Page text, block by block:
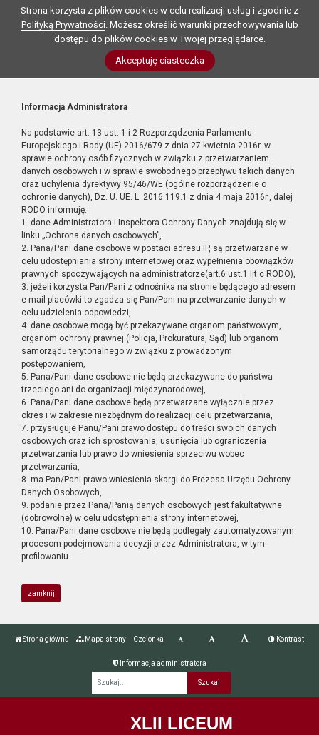
Strona korzysta z plików cookies w celu realizacji usług i zgodnie z
Polityką Prywatności. Możesz określić warunki przechowywania lub
dostępu do plików cookies w Twojej przeglądarce.
Akceptuję ciasteczka
Informacja Administratora
Na podstawie art. 13 ust. 1 i 2 Rozporządzenia Parlamentu
Europejskiego i Rady (UE) 2016/679 z dnia 27 kwietnia 2016r. w
sprawie ochrony osób fizycznych w związku z przetwarzaniem
danych osobowych i w sprawie swobodnego przepływu takich danych
oraz uchylenia dyrektywy 95/46/WE (ogólne rozporządzenie o
ochronie danych), Dz. U. UE. L. 2016.119.1 z dnia 4 maja 2016r., dalej
RODO informuję:
1. dane Administratora i Inspektora Ochrony Danych znajdują się w
linku „Ochrona danych osobowych”,
2. Pana/Pani dane osobowe w postaci adresu IP, są przetwarzane w
celu udostępniania strony internetowej oraz wypełnienia obowiązków
prawnych spoczywających na administratorze(art.6 ust.1 lit.c RODO),
3. jeżeli korzysta Pan/Pani z odnośnika na stronie będącego adresem
e-mail placówki to zgadza się Pan/Pani na przetwarzanie danych w
celu udzielenia odpowiedzi,
4. dane osobowe mogą być przekazywane organom państwowym,
organom ochrony prawnej (Policja, Prokuratura, Sąd) lub organom
samorządu terytorialnego w związku z prowadzonym
postępowaniem,
5. Pana/Pani dane osobowe nie będą przekazywane do państwa
trzeciego ani do organizacji międzynarodowej,
6. Pana/Pani dane osobowe będą przetwarzane wyłącznie przez
okres i w zakresie niezbędnym do realizacji celu przetwarzania,
7. przysługuje Panu/Pani prawo dostępu do treści swoich danych
osobowych oraz ich sprostowania, usunięcia lub ograniczenia
przetwarzania lub prawo do wniesienia sprzeciwu wobec
przetwarzania,
8. ma Pan/Pani prawo wniesienia skargi do Prezesa Urzędu Ochrony
Danych Osobowych,
9. podanie przez Pana/Panią danych osobowych jest fakultatywne
(dobrowolne) w celu udostępnienia strony internetowej,
10. Pana/Pani dane osobowe nie będą podlegały zautomatyzowanym
procesom podejmowania decyzji przez Administratora, w tym
profilowaniu.
zamknij
Strona główna Mapa strony Czcionka Kontrast
Informacja administratora
XLII LICEUM